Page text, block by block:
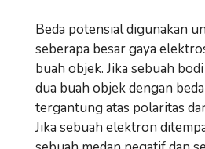
Beda potensial digunakan
seberapa besar gaya
buah objek. Jika sebuah
dua buah objek dengan
tergantung atas polaritas
Jika sebuah elektron